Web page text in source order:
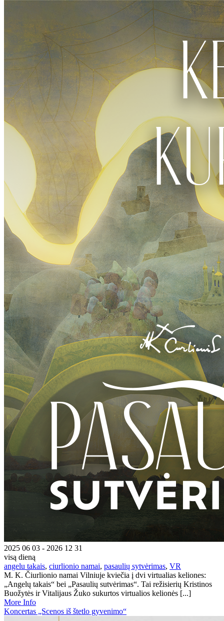
2025 06 03 - 2026 12 31
visą dieną
angelu takais, ciurlionio namai, pasaulių sytvėrimas, VR
M. K. Čiurlionio namai Vilniuje kviečia į dvi virtualias keliones:
„Angelų takais“ bei „Pasaulių sutvėrimas“. Tai režisierių Kristinos
Buožytės ir Vitalijaus Žuko sukurtos virtualios kelionės [...]
More Info
Koncertas „Scenos iš štetlo gyvenimo“